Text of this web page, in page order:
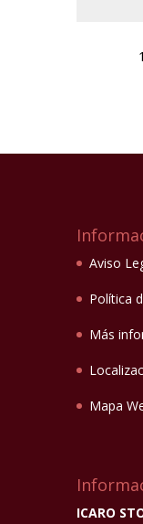
Aviso
Política
Más
Mapa
ICARO